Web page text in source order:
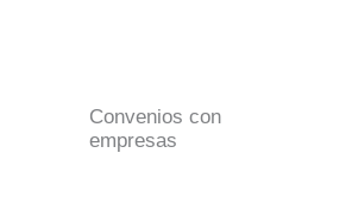
Convenios con
empresas